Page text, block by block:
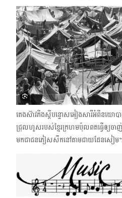
តេងស៊ាវភីងស្ដីបន្ទោសអៀងសារីអំពីនយោបា
ជ្រុលហួសរបស់ខ្មែរក្រហមប៉ុលពតធ្វើឲ្យចាញ់
មកជាជនភៀសសឹកនៅតាមជាយដែនសៀម